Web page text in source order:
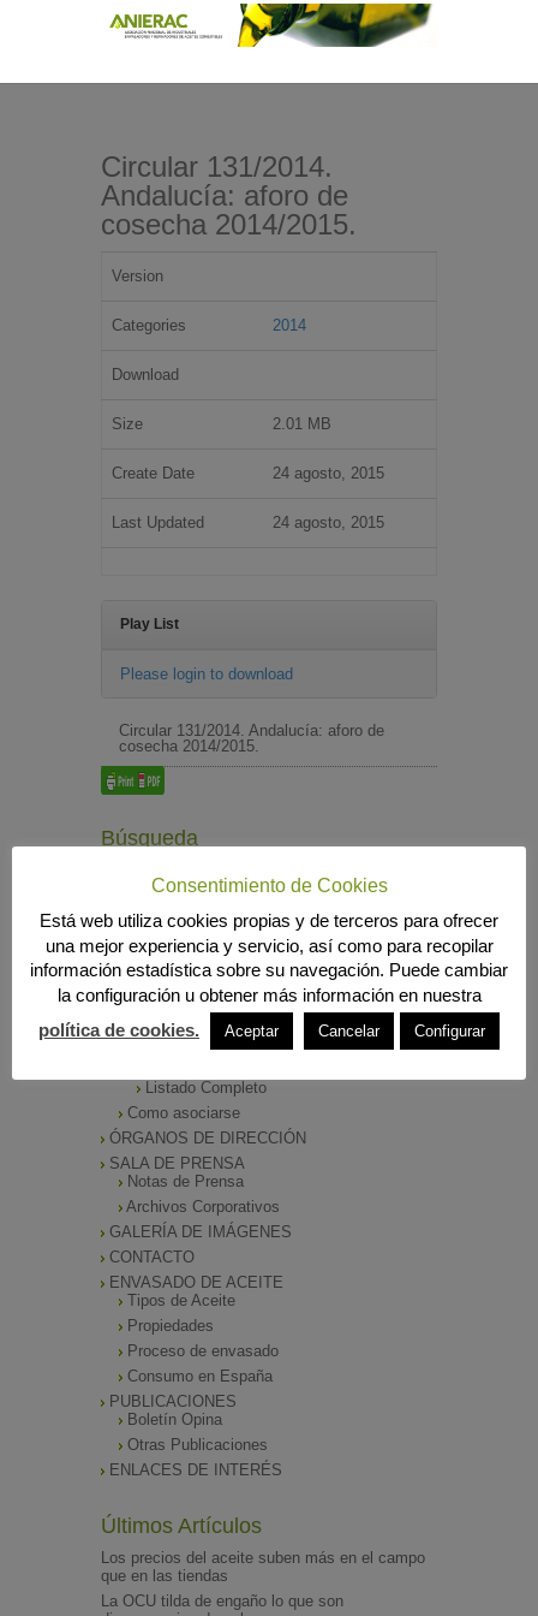
Circular 131/2014.
Andalucía: aforo de
cosecha 2014/2015.
Version
Categories 2014
Download
Size 2.01 MB
Create Date 24 agosto, 2015
Last Updated 24 agosto, 2015
Play List
Please login to download
Circular 131/2014. Andalucía: aforo de
cosecha 2014/2015.
Búsqueda
MENÚ PRINCIPAL
INICIO
ANIERAC
Funciones
Listado Completo
Como asociarse
ÓRGANOS DE DIRECCIÓN
SALA DE PRENSA
Notas de Prensa
Archivos Corporativos
GALERÍA DE IMÁGENES
CONTACTO
ENVASADO DE ACEITE
Tipos de Aceite
Propiedades
Proceso de envasado
Consumo en España
PUBLICACIONES
Boletín Opina
Otras Publicaciones
ENLACES DE INTERÉS
Últimos Artículos
Los precios del aceite suben más en el campo
que en las tiendas
La OCU tilda de engaño lo que son
Consentimiento de Cookies
Está web utiliza cookies propias y de terceros para ofrecer
una mejor experiencia y servicio, así como para recopilar
información estadística sobre su navegación. Puede cambiar
la configuración u obtener más información en nuestra
política de cookies.
Aceptar Cancelar Configurar